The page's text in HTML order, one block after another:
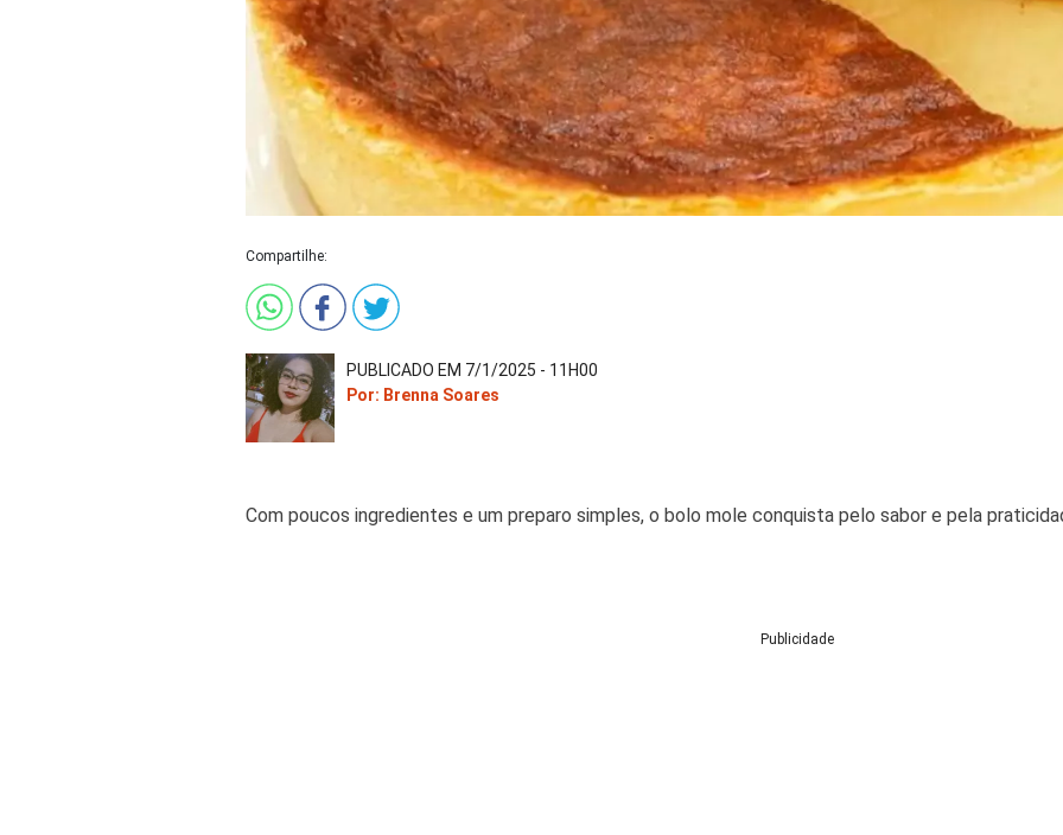
Compartilhe:
PUBLICADO EM 7/1/2025 - 11H00
Por: Brenna Soares
Com poucos ingredientes e um preparo simples, o bolo mole conquista pelo sabor e pela
Publicidade